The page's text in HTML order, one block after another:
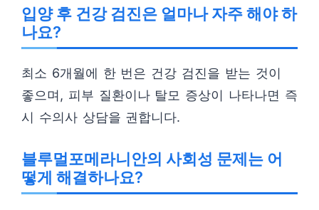
입양 후 건강 검진은 얼마나 자주 해야 하
나요?
최소 6개월에 한 번은 건강 검진을 받는 것이
좋으며, 피부 질환이나 탈모 증상이 나타나면 즉
시 수의사 상담을 권합니다.
블루멀포메라니안의 사회성 문제는 어
떻게 해결하나요?